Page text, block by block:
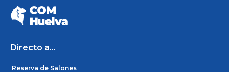
e
b
o
o
a
g
r i
Directo a...
Reserva de Salones